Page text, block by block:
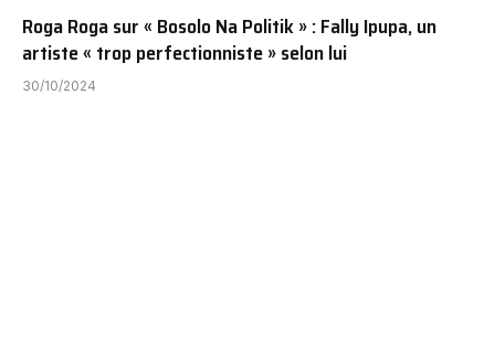
Roga Roga sur « Bosolo Na Politik » : Fally Ipupa, un
artiste « trop perfectionniste » selon lui
30/10/2024